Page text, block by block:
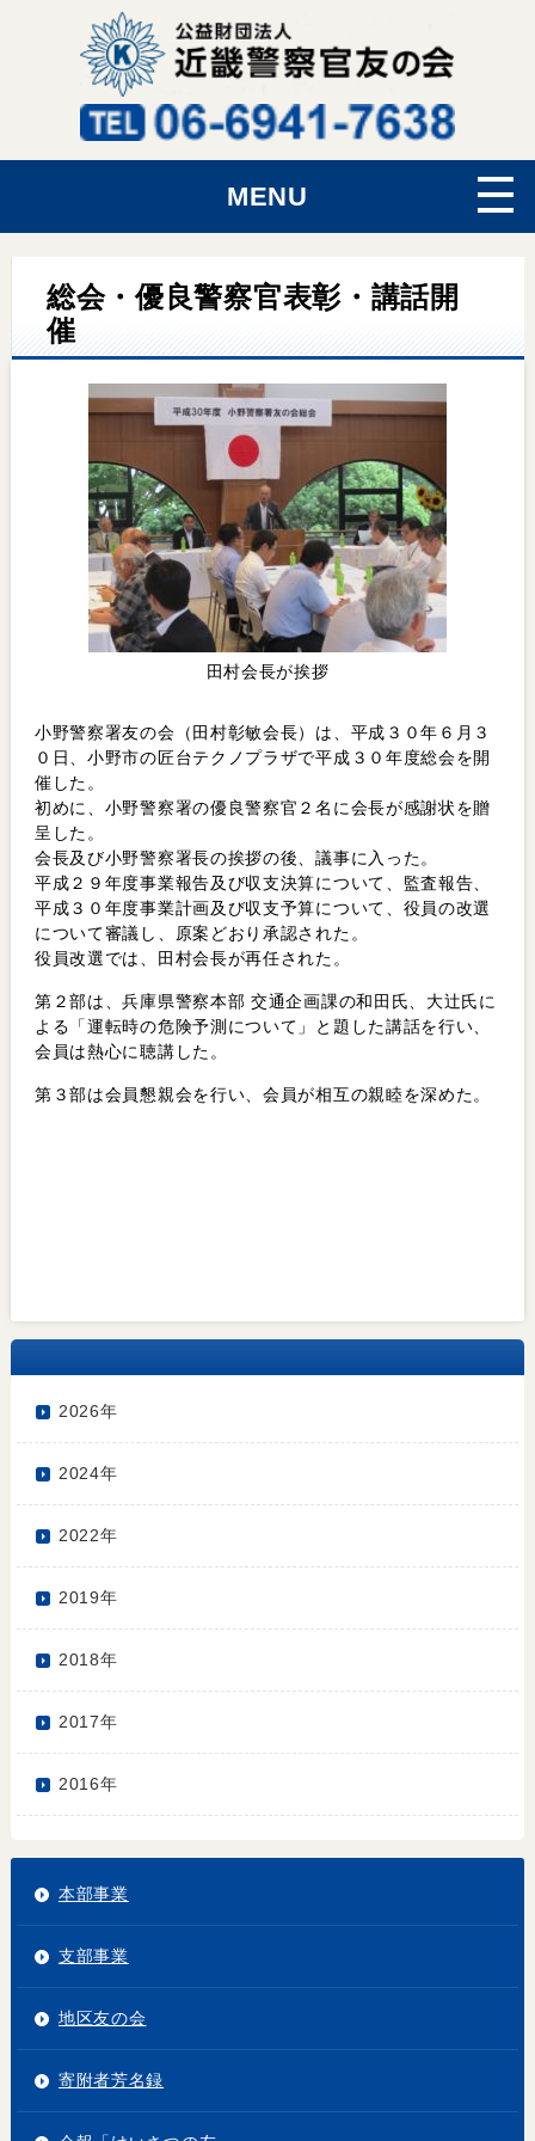
MENU
総会・優良警察官表彰・講話開
催
田村会長が挨拶
小野警察署友の会（田村彰敏会長）は、平成３０年６月３
０日、小野市の匠台テクノプラザで平成３０年度総会を開
催した。
初めに、小野警察署の優良警察官２名に会長が感謝状を贈
呈した。
会長及び小野警察署長の挨拶の後、議事に入った。
平成２９年度事業報告及び収支決算について、監査報告、
平成３０年度事業計画及び収支予算について、役員の改選
について審議し、原案どおり承認された。
役員改選では、田村会長が再任された。
第２部は、兵庫県警察本部 交通企画課の和田氏、大辻氏に
よる「運転時の危険予測について」と題した講話を行い、
会員は熱心に聴講した。
第３部は会員懇親会を行い、会員が相互の親睦を深めた。
2026年
2024年
2022年
2019年
2018年
2017年
2016年
本部事業
支部事業
地区友の会
寄附者芳名録